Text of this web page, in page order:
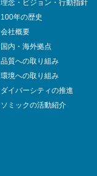
理念・ビジョン・行動指針
100年の歴史
会社概要
国内・海外拠点
品質への取り組み
環境への取り組み
ダイバーシティの推進
ソミックの活動紹介